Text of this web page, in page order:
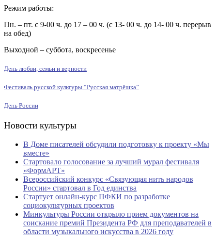
Режим работы:
Пн. – пт. с 9-00 ч. до 17 – 00 ч. (с 13- 00 ч. до 14- 00 ч. перерыв
на обед)
Выходной – суббота, воскресенье
День любви, семьи и верности
Фестиваль русской культуры “Русская матрёшка”
День России
Новости культуры
В Доме писателей обсудили подготовку к проекту «Мы
вместе»
Стартовало голосование за лучший мурал фестиваля
«ФормАРТ»
Всероссийский конкурс «Связующая нить народов
России» стартовал в Год единства
Стартует онлайн-курс ПФКИ по разработке
социокультурных проектов
Минкультуры России открыло прием документов на
соискание премий Президента РФ для преподавателей в
области музыкального искусства в 2026 году